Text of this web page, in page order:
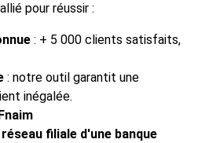
pour réussir :
: + 5 000 clients satisfaits,
: notre outil garantit une
inégalée.
filiale d'une banque